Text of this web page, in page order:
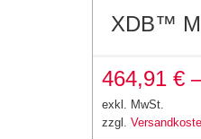
XDB™
464,91 €
exkl. MwSt.
zzgl.